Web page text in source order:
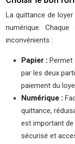
La quittance de
numérique.
inconvénients :
Papier : Permet
par les deux
paiement du
Numérique :
quittance,
est important de
sécurisé et